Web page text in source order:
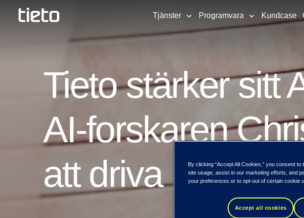
Tjänster Programvara Kundcase
Tieto stärker sitt
AI-forskaren
att driva
By clicking “Accept All Cookies,” you consent
site usage, assist in our marketing efforts, and
your preferences or to opt-out of certain cookie
Accept all cookies